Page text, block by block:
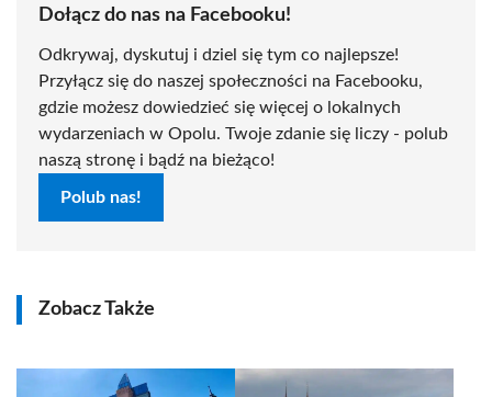
Dołącz do nas na Facebooku!
Odkrywaj, dyskutuj i dziel się tym co najlepsze!
Przyłącz się do naszej społeczności na Facebooku,
gdzie możesz dowiedzieć się więcej o lokalnych
wydarzeniach w Opolu. Twoje zdanie się liczy - polub
naszą stronę i bądź na bieżąco!
Polub nas!
Zobacz Także